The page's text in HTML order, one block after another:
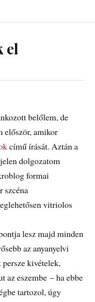
el
belőlem, de
először, amikor
című írását. Aztán a
dolgozatom
formai
szcéna
vitriolos
lesz majd minden
az anyanyelvi
kivételek,
az eszembe – ha ebbe
tartozol, úgy